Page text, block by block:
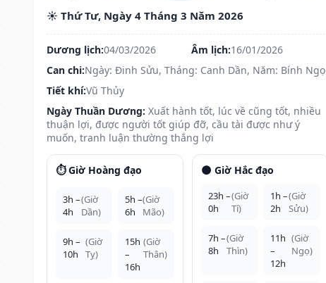
☀️ Thứ Tư, Ngày 4 Tháng 3 Năm 2026
Dương lịch:04/03/2026 Âm lịch:16/01/2026
Can chi:Ngày: Đinh Sửu, Tháng: Canh Dần, Năm: Bính Ngọ
Tiết khí:Vũ Thủy
Ngày Thuần Dương: Xuất hành tốt, lúc về cũng tốt, nhiều
thuận lợi, được người tốt giúp đỡ, cầu tài được như ý
muốn, tranh luận thường thắng lợi
⏱️ Giờ Hoàng đạo
3h –
4h
(Giờ
Dần)
5h –
6h
(Giờ
Mão)
9h –
10h
(Giờ
Tỵ)
15h
–
16h
(Giờ
Thân)
🌑 Giờ Hắc đạo
23h –
0h
(Giờ
Tí)
1h –
2h
(Giờ
Sửu)
7h –
8h
(Giờ
Thìn)
11h
–
12h
(Giờ
Ngọ)